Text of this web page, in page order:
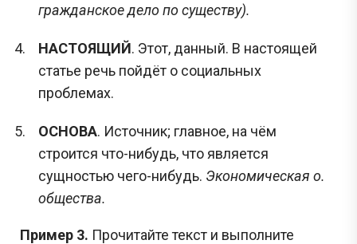
гражданское дело по существу).
НАСТОЯЩИЙ. Этот, данный. В настоящей
статье речь пойдёт о социальных
проблемах.
ОСНОВА. Источник; главное, на чём
строится что-нибудь, что является
сущностью чего-нибудь. Экономическая о.
общества.
Пример 3. Прочитайте текст и выполните